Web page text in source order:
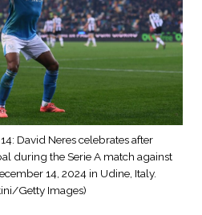
David Neres celebrates after
during the Serie A match against
14, 2024 in Udine, Italy.
Getty Images)